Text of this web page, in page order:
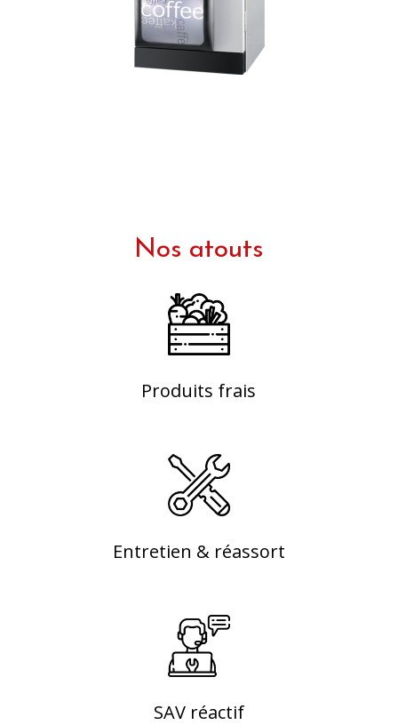
Nos atouts
Produits frais
Entretien & réassort
SAV réactif